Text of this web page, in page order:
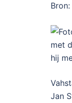
Bron:
met
hij
Jan